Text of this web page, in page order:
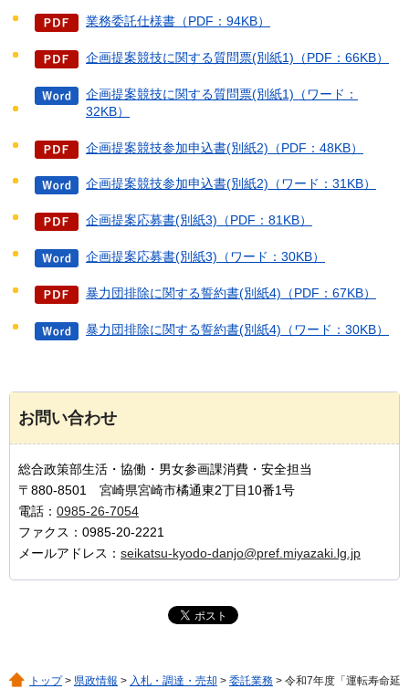
業務委託仕様書（PDF：94KB）
企画提案競技に関する質問票(別紙1)（PDF：66KB）
企画提案競技に関する質問票(別紙1)（ワード：
32KB）
企画提案競技参加申込書(別紙2)（PDF：48KB）
企画提案競技参加申込書(別紙2)（ワード：31KB）
企画提案応募書(別紙3)（PDF：81KB）
企画提案応募書(別紙3)（ワード：30KB）
暴力団排除に関する誓約書(別紙4)（PDF：67KB）
暴力団排除に関する誓約書(別紙4)（ワード：30KB）
お問い合わせ
総合政策部生活・協働・男女参画課消費・安全担当
〒880-8501 宮崎県宮崎市橘通東2丁目10番1号
電話： 0985-26-7054
ファクス：0985-20-2221
メールアドレス： seikatsu-kyodo-danjo@pref.miyazaki.lg.jp
トップ> 県政情報 > 入札・調達・売却 > 委託業務 > 令和7年度「運転寿命延